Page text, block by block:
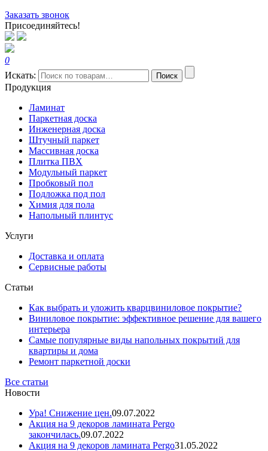
Заказать звонок
Присоединяйтесь!
0
Искать:
Поиск
Продукция
Ламинат
Паркетная доска
Инженерная доска
Штучный паркет
Массивная доска
Плитка ПВХ
Модульный паркет
Пробковый пол
Подложка под пол
Химия для пола
Напольный плинтус
Услуги
Доставка и оплата
Сервисные работы
Статьи
Как выбрать и уложить кварцвиниловое покрытие?
Виниловое покрытие: эффективное решение для вашего
интерьера
Самые популярные виды напольных покрытий для
квартиры и дома
Ремонт паркетной доски
Все статьи
Новости
Ура! Снижение цен.09.07.2022
Акция на 9 декоров ламината Pergo
закончилась.09.07.2022
Акция на 9 декоров ламината Pergo31.05.2022